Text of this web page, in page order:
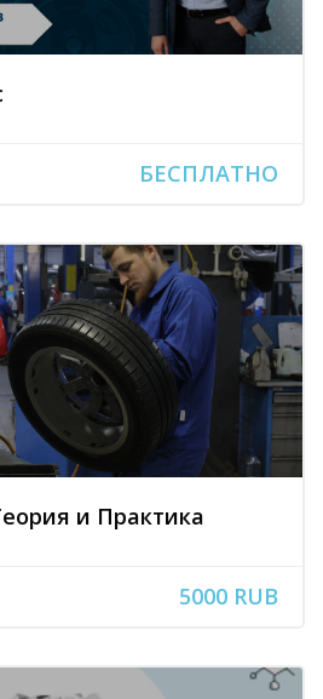
БЕСПЛАТНО
и Практика
5000 RUB